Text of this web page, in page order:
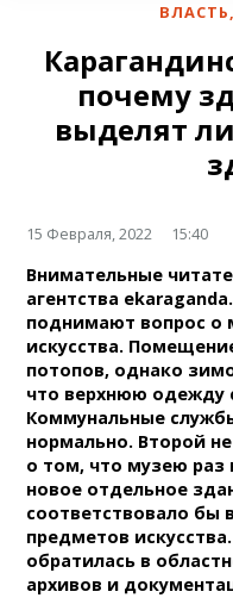
ВЛАСТЬ,
почему
выделят
15 Февраля, 2022 15:40
Внимательные
агентства
поднимают вопрос о
искусства.
потопов, однако
что верхнюю одежду
Коммунальные
нормально. Второй
о том, что музею раз
новое отдельное
соответствовало бы
предметов
обратилась в
архивов и